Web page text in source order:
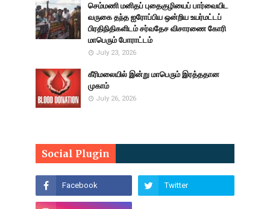
செம்மணி மனிதப் புதைகுழியைப் பார்வையிட
வருகை தந்த ஐரோப்பிய ஒன்றிய உயர்மட்டப்
பிரதிநிதிகளிடம் சர்வதேச விசாரணை கோரி
மாபெரும் போராட்டம்
July 23, 2026
கீரிமலையில் இன்று மாபெரும் இரத்ததான
முகாம்
July 26, 2026
Social Plugin